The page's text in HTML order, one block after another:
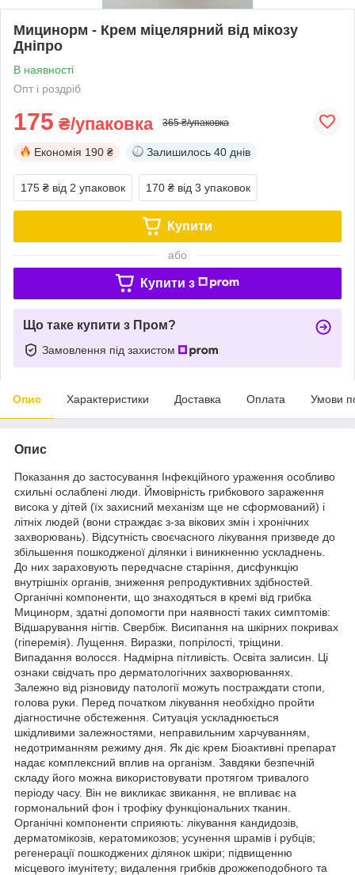
Мицинорм - Крем міцелярний від мікозу
Дніпро
В наявності
Опт і роздріб
175 ₴/упаковка 365 ₴/упаковка
Економія 190 ₴ Залишилось 40 днів
175 ₴ від 2 упаковок 170 ₴ від 3 упаковок
Купити
або
Купити з
Що таке купити з Пром?
Замовлення під захистом
Опис Характеристики Доставка Оплата Умови
Опис
Показання до застосування Інфекційного ураження особливо
схильні ослаблені люди. Ймовірність грибкового зараження
висока у дітей (їх захисний механізм ще не сформований) і
літніх людей (вони страждає з-за вікових змін і хронічних
захворювань). Відсутність своєчасного лікування призведе до
збільшення пошкодженої ділянки і виникненню ускладнень.
До них зараховують передчасне старіння, дисфункцію
внутрішніх органів, зниження репродуктивних здібностей.
Органічні компоненти, що знаходяться в кремі від грибка
Мицинорм, здатні допомогти при наявності таких симптомів:
Відшарування нігтів. Свербіж. Висипання на шкірних покривах
(гіперемія). Лущення. Виразки, попрілості, тріщини.
Випадання волосся. Надмірна пітливість. Освіта залисин. Ці
ознаки свідчать про дерматологічних захворюваннях.
Залежно від різновиду патології можуть постраждати стопи,
голова руки. Перед початком лікування необхідно пройти
діагностичне обстеження. Ситуація ускладнюється
шкідливими залежностями, неправильним харчуванням,
недотриманням режиму дня. Як діє крем Біоактивні препарат
надає комплексний вплив на організм. Завдяки безпечній
складу його можна використовувати протягом тривалого
періоду часу. Він не викликає звикання, не впливає на
гормональний фон і трофіку функціональних тканин.
Органічні компоненти сприяють: лікування кандидозів,
дерматомікозів, кератомикозов; усунення шрамів і рубців;
регенерації пошкоджених ділянок шкіри; підвищенню
місцевого імунітету; видалення грибків дрожжеподобного та